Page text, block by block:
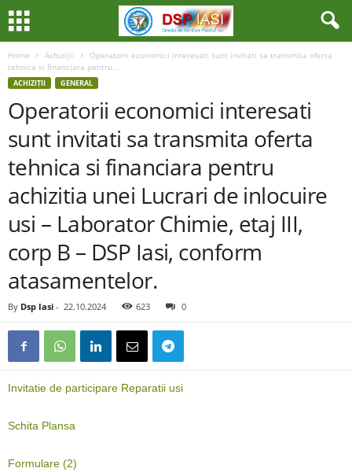
Home Achiziții
Operatorii economici interesati sunt invitati sa transmita oferta
tehnica si financiara pentru...
ACHIZIȚII GENERAL
Operatorii economici interesati
sunt invitati sa transmita oferta
tehnica si financiara pentru
achizitia unei Lucrari de inlocuire
usi – Laborator Chimie, etaj III,
corp B – DSP Iasi, conform
atasamentelor.
By Dsp Iasi - 22.10.2024 623 0
Invitatie de participare Reparatii usi
Schita Plansa
Formulare (2)